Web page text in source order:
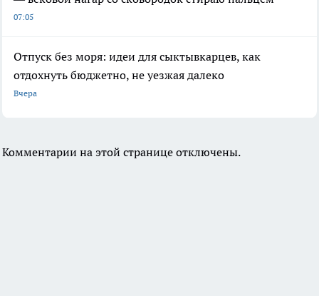
07:05
Отпуск без моря: идеи для сыктывкарцев, как
отдохнуть бюджетно, не уезжая далеко
Вчера
Комментарии на этой странице отключены.